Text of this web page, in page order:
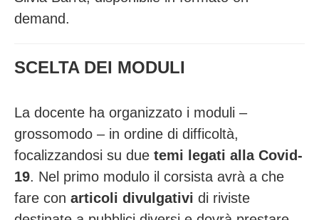
demand.
SCELTA DEI MODULI
La docente ha organizzato i moduli –
grossomodo – in ordine di difficoltà,
focalizzandosi su due temi legati alla Covid-
19. Nel primo modulo il corsista avrà a che
fare con articoli divulgativi di riviste